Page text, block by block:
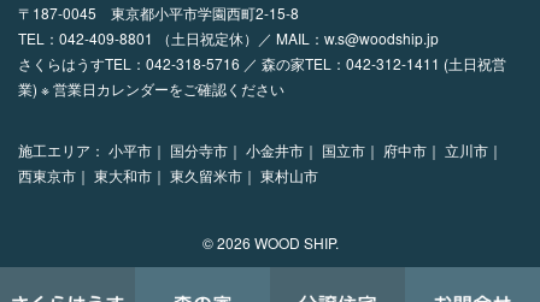
〒187-0045 東京都小平市学園西町2-15-8
TEL： 042-409-8801 （土日祝定休）／ MAIL： w.s@woodship.jp
さくらはうすTEL：042-318-5716 ／ 森の家TEL：042-312-1411 (土日祝営
業) ※ 営業日カレンダーをご確認ください
施工エリア： 小平市｜ 国分寺市｜ 小金井市｜ 国立市｜ 府中市｜ 立川市｜
西東京市｜ 東大和市｜ 東久留米市｜ 東村山市
© 2026 WOOD SHIP.